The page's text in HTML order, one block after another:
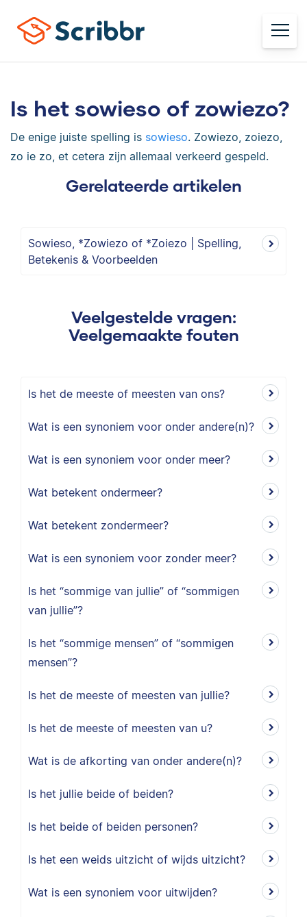
Is het sowieso of zowiezo?
De enige juiste spelling is sowieso. Zowiezo, zoiezo,
zo ie zo, et cetera zijn allemaal verkeerd gespeld.
Gerelateerde artikelen
Sowieso, *Zowiezo of *Zoiezo | Spelling,
Betekenis & Voorbeelden
Veelgestelde vragen:
Veelgemaakte fouten
Is het de meeste of meesten van ons?
Wat is een synoniem voor onder andere(n)?
Wat is een synoniem voor onder meer?
Wat betekent ondermeer?
Wat betekent zondermeer?
Wat is een synoniem voor zonder meer?
Is het “sommige van jullie” of “sommigen
van jullie”?
Is het “sommige mensen” of “sommigen
mensen”?
Is het de meeste of meesten van jullie?
Is het de meeste of meesten van u?
Wat is de afkorting van onder andere(n)?
Is het jullie beide of beiden?
Is het beide of beiden personen?
Is het een weids uitzicht of wijds uitzicht?
Wat is een synoniem voor uitwijden?